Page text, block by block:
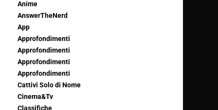
Anime
AnswerTheNerd
App
Approfondimenti
Approfondimenti
Approfondimenti
Approfondimenti
Cattivi Solo di Nome
Cinema&Tv
Classifiche